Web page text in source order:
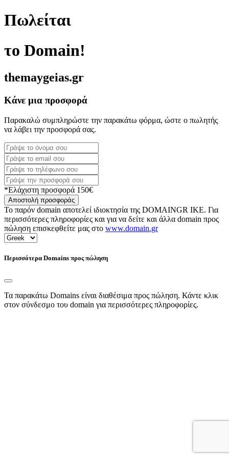
Πωλείται
το Domain!
themaygeias.gr
Κάνε μια προσφορά
Παρακαλώ συμπληρώστε την παρακάτω φόρμα, ώστε ο πωλητής
να λάβει την προσφορά σας.
*Ελάχιστη προσφορά 150€
Αποστολή προσφοράς
Το παρόν domain αποτελεί ιδιοκτησία της DOMAINGR ΙΚΕ. Για
περισσότερες πληροφορίες και για να δείτε και άλλα domain προς
πώληση επισκεφθείτε μας στο www.domain.gr
Περισσότερα Domains προς πώληση
Τα παρακάτω Domains είναι διαθέσιμα προς πώληση. Κάντε κλικ
στον σύνδεσμο του domain για περισσότερες πληροφορίες.